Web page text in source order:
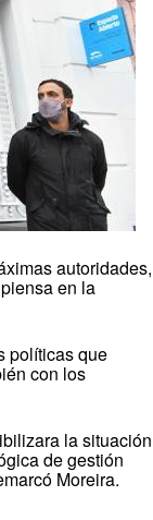
autoridades,
en la
políticas que
con los
la situación
de gestión
Moreira.